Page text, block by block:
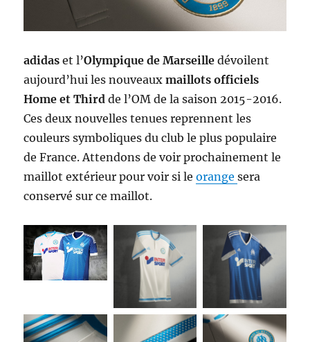
adidas et l’Olympique de Marseille dévoilent
aujourd’hui les nouveaux maillots officiels
Home et Third de l’OM de la saison 2015-2016.
Ces deux nouvelles tenues reprennent les
couleurs symboliques du club le plus populaire
de France. Attendons de voir prochainement le
maillot extérieur pour voir si leorangesera
conservé sur ce maillot.